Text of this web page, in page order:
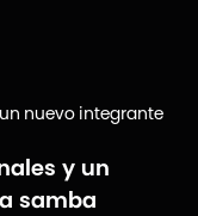
y un
samba